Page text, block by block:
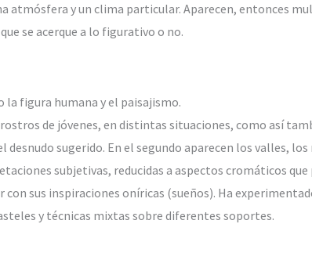
atmósfera y un clima particular. Aparecen, entonces
se acerque a lo figurativo o no.
figura humana y el paisajismo.
de jóvenes, en distintas situaciones, como así
sugerido. En el segundo aparecen los valles,
subjetivas, reducidas a aspectos cromáticos que
con sus inspiraciones oníricas (sueños). Ha
y técnicas mixtas sobre diferentes soportes.